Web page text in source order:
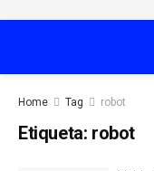
Home Tag robot
Etiqueta: robot